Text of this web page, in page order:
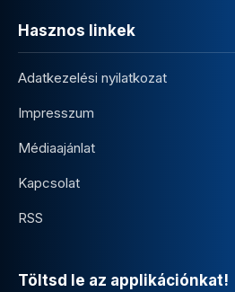
Hasznos linkek
Adatkezelési nyilatkozat
Impresszum
Médiaajánlat
Kapcsolat
RSS
Töltsd le az applikációnkat!